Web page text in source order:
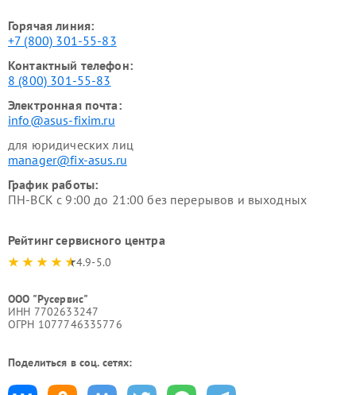
Горячая линия:
+7 (800) 301-55-83
Контактный телефон:
8 (800) 301-55-83
Электронная почта:
info@asus-fixim.ru
для юридических лиц
manager@fix-asus.ru
График работы:
ПН-ВСК с 9:00 до 21:00 без перерывов и выходных
Рейтинг сервисного центра
4.9-5.0
ООО "Русервис"
ИНН 7702633247
ОГРН 1077746335776
Поделиться в соц. сетях: